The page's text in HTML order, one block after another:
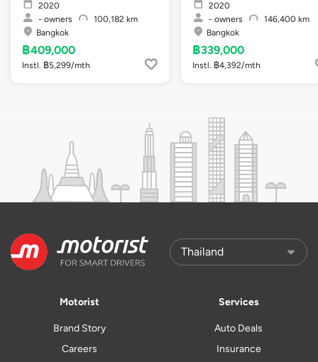
2020
- owners
100,182 km
Bangkok
฿409,000
Instl. ฿5,299/mth
2020
- owners
146,400 km
Bangkok
฿339,000
Instl. ฿4,392/mth
Motorist
Brand Story
Careers
Services
Auto Deals
Insurance